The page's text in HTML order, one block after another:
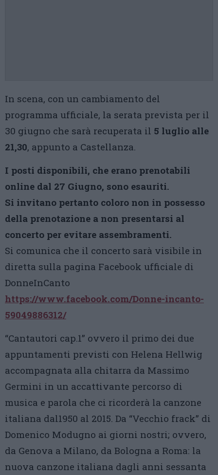
In scena, con un cambiamento del
programma ufficiale, la serata prevista per il
30 giugno che sarà recuperata il 5 luglio alle
21,30, appunto a Castellanza.
I posti disponibili, che erano prenotabili
online dal 27 Giugno, sono esauriti.
Si invitano pertanto coloro non in possesso
della prenotazione a non presentarsi al
concerto per evitare assembramenti.
Si comunica che il concerto sarà visibile in
diretta sulla pagina Facebook ufficiale di
DonneInCanto
https://www.facebook.com/Donne-incanto-
59049886312/
“Cantautori cap.1” ovvero il primo dei due
appuntamenti previsti con Helena Hellwig
accompagnata alla chitarra da Massimo
Germini in un accattivante percorso di
musica e parola che ci ricorderà la canzone
italiana dal1950 al 2015. Da “Vecchio frack” di
Domenico Modugno ai giorni nostri; ovvero,
da Genova a Milano, da Bologna a Roma: la
nuova canzone italiana dagli anni sessanta